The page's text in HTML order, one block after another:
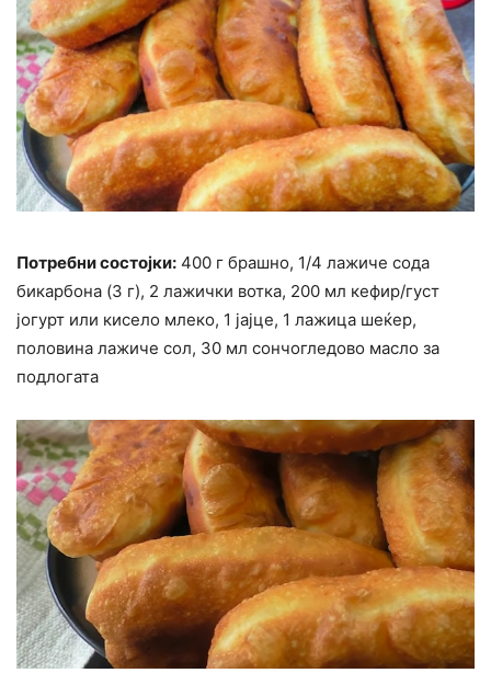
Потребни состојки: 400 г брашно, 1/4 лажиче сода
бикарбона (3 г), 2 лажички вотка, 200 мл кефир/густ
јогурт или кисело млеко, 1 јајце, 1 лажица шеќер,
половина лажиче сол, 30 мл сончогледово масло за
подлогата